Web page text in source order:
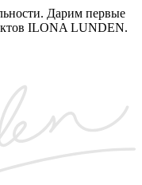
Дарим первые
ILONA LUNDEN.